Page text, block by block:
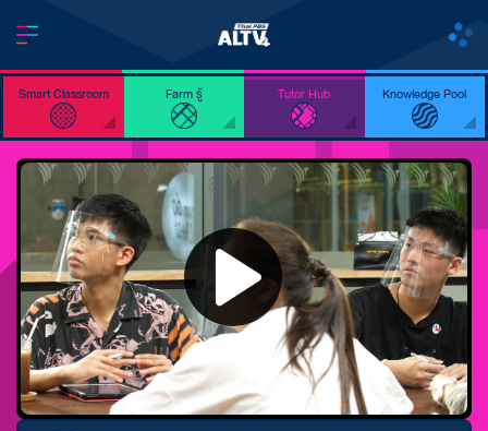
Smart Classroom Farm รู้ Tutor Hub Knowledge Pool